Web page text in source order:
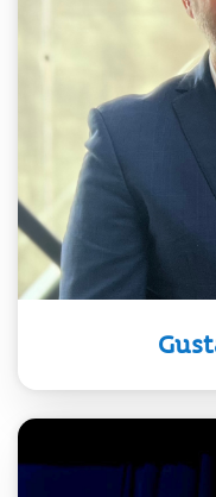
Pianista y
tres
medallas de
Awards y